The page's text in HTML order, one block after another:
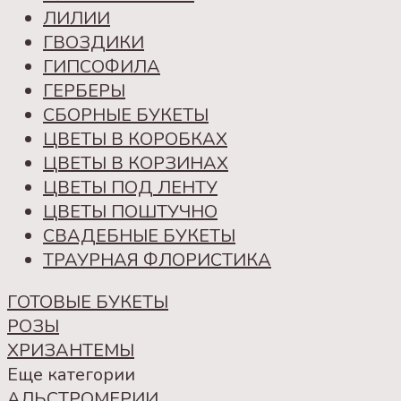
ЛИЛИИ
ГВОЗДИКИ
ГИПСОФИЛА
ГЕРБЕРЫ
СБОРНЫЕ БУКЕТЫ
ЦВЕТЫ В КОРОБКАХ
ЦВЕТЫ В КОРЗИНАХ
ЦВЕТЫ ПОД ЛЕНТУ
ЦВЕТЫ ПОШТУЧНО
СВАДЕБНЫЕ БУКЕТЫ
ТРАУРНАЯ ФЛОРИСТИКА
ГОТОВЫЕ БУКЕТЫ
РОЗЫ
ХРИЗАНТЕМЫ
Еще категории